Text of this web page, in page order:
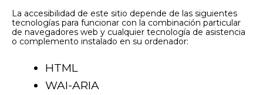
La accesibilidad de este sitio depende de las siguientes
tecnologías para funcionar con la combinación particular
de navegadores web y cualquier tecnología de asistencia
o complemento instalado en su ordenador:
HTML
WAI-ARIA